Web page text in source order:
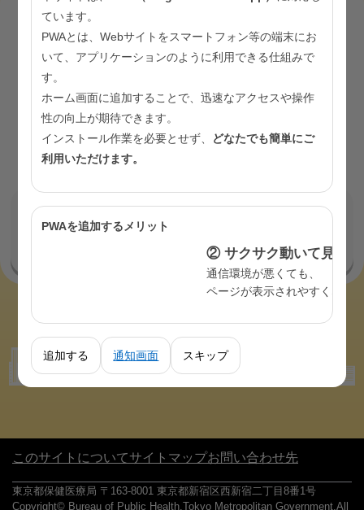
■健康増進事業
健康増進事業
肝炎ウイルス検診を受けましょう
お問い合わせ
このページの担当は保健政策部 健康推進課 成人保健
このサイトについてサイトマップお問い合わせ先
東京都保健医療局 〒163-8001 東京都新宿区西新宿二丁目8番1号
Copyright© Bureau of Public Health,Tokyo Metropolitan Government.All
ています。
PWAとは、Webサイトをスマートフォン等の端末にお
いて、アプリケーションのように利用できる仕組みで
す。
ホーム画面に追加することで、迅速なアクセスや操作
性の向上が期待できます。
インストール作業を必要とせず、 どなたでも簡単にご
利用いただけます。
PWAを追加するメリット
② サクサク動いて見やすい
通信環境が悪くても、
ページが表示されやすくなります。
追加する 通知画面 スキップ